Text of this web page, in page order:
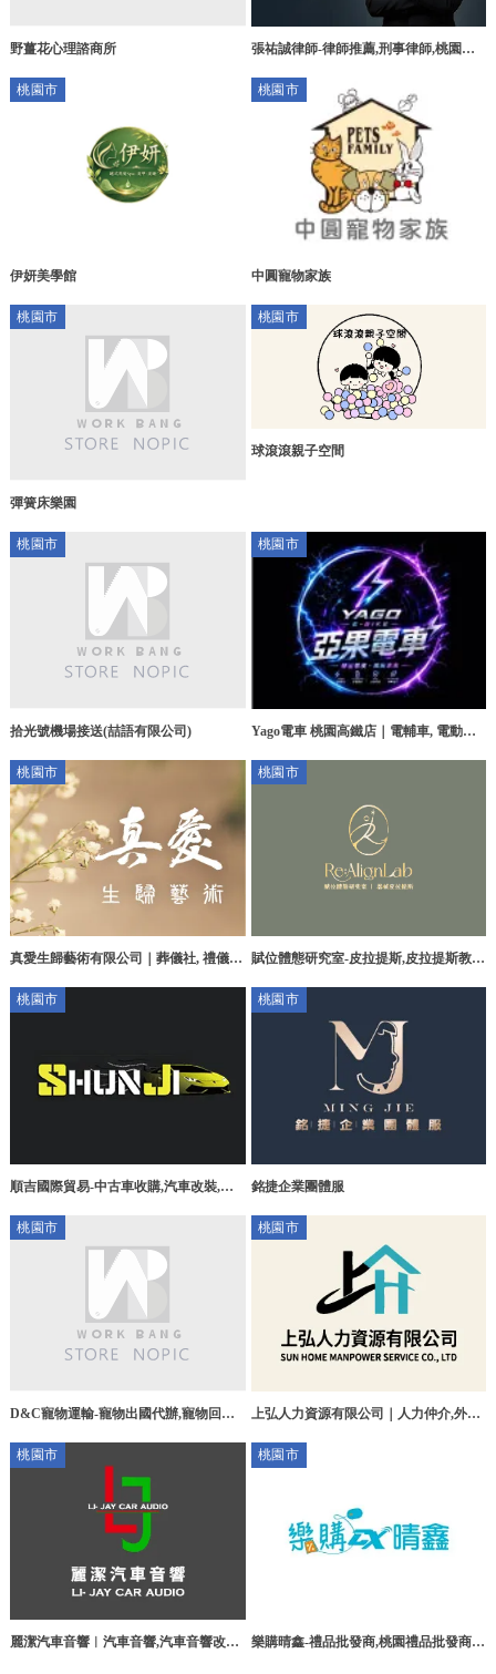
野薑花心理諮商所
張祐誠律師-律師推薦,刑事律師,桃園刑
園刑事辯護律師推薦
桃園市
伊妍美學館
桃園市
中圓寵物家族
桃園市
彈簧床樂園
桃園市
球滾滾親子空間
桃園市
拾光號機場接送(喆語有限公司)
桃園市
Yago電車 桃園高鐵店｜電輔車, 電動腳
桃園市
真愛生歸藝術有限公司｜葬儀社, 禮儀
桃園市
賦位體態研究室-皮拉提斯,皮拉提斯教
園藝文特區皮拉提斯課程
桃園市
順吉國際貿易-中古車收購,汽車改裝,二
裝,桃園二手車買賣,
桃園市
銘捷企業團體服
桃園市
D&C寵物運輸-寵物出國代辦,寵物回國
桃園寵物回國代辦,桃園區寵物回國代辦
桃園市
上弘人力資源有限公司｜人力仲介,外勞
桃園市
麗潔汽車音響︱汽車音響,汽車音響改裝,
桃園市
樂購晴鑫-禮品批發商,桃園禮品批發商,